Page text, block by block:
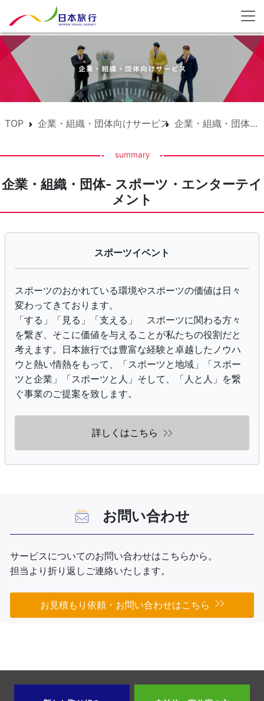
TOP 企業・組織・団体向けサービス 企業・組織・団体- スポーツ・エンターテイメント
summary
企業・組織・団体- スポーツ・エンターテイ
メント
スポーツイベント
スポーツのおかれている環境やスポーツの価値は日々
変わってきております。
「する」「見る」「支える」 スポーツに関わる方々
を繋ぎ、そこに価値を与えることが私たちの役割だと
考えます。日本旅行では豊富な経験と卓越したノウハ
ウと熱い情熱をもって、「スポーツと地域」「スポー
ツと企業」「スポーツと人」そして、「人と人」を繋
ぐ事業のご提案を致します。
詳しくはこちら
お問い合わせ
サービスについてのお問い合わせはこちらから。
担当より折り返しご連絡いたします。
お見積もり依頼・お問い合わせはこちら